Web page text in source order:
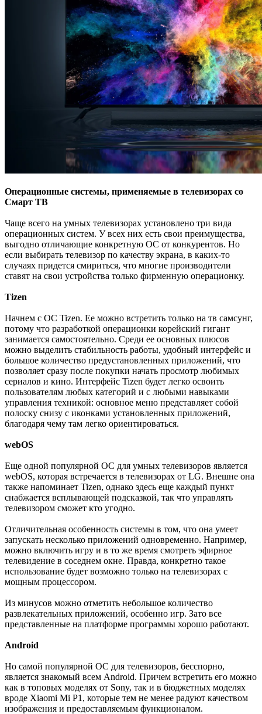
Операционные системы, применяемые в телевизорах со
Смарт ТВ
Чаще всего на умных телевизорах установлено три вида
операционных систем. У всех них есть свои преимущества,
выгодно отличающие конкретную ОС от конкурентов. Но
если выбирать телевизор по качеству экрана, в каких-то
случаях придется смириться, что многие производители
ставят на свои устройства только фирменную операционку.
Tizen
Начнем с ОС Tizen. Ее можно встретить только на тв самсунг,
потому что разработкой операционки корейский гигант
занимается самостоятельно. Среди ее основных плюсов
можно выделить стабильность работы, удобный интерфейс и
большое количество предустановленных приложений, что
позволяет сразу после покупки начать просмотр любимых
сериалов и кино. Интерфейс Tizen будет легко освоить
пользователям любых категорий и с любыми навыками
управления техникой: основное меню представляет собой
полоску снизу с иконками установленных приложений,
благодаря чему там легко ориентироваться.
webOS
Еще одной популярной ОС для умных телевизоров является
webOS, которая встречается в телевизорах от LG. Внешне она
также напоминает Tizen, однако здесь еще каждый пункт
снабжается всплывающей подсказкой, так что управлять
телевизором сможет кто угодно.
Отличительная особенность системы в том, что она умеет
запускать несколько приложений одновременно. Например,
можно включить игру и в то же время смотреть эфирное
телевидение в соседнем окне. Правда, конкретно такое
использование будет возможно только на телевизорах с
мощным процессором.
Из минусов можно отметить небольшое количество
развлекательных приложений, особенно игр. Зато все
представленные на платформе программы хорошо работают.
Android
Но самой популярной ОС для телевизоров, бесспорно,
является знакомый всем Android. Причем встретить его можно
как в топовых моделях от Sony, так и в бюджетных моделях
вроде Xiaomi Mi P1, которые тем не менее радуют качеством
изображения и предоставляемым функционалом.